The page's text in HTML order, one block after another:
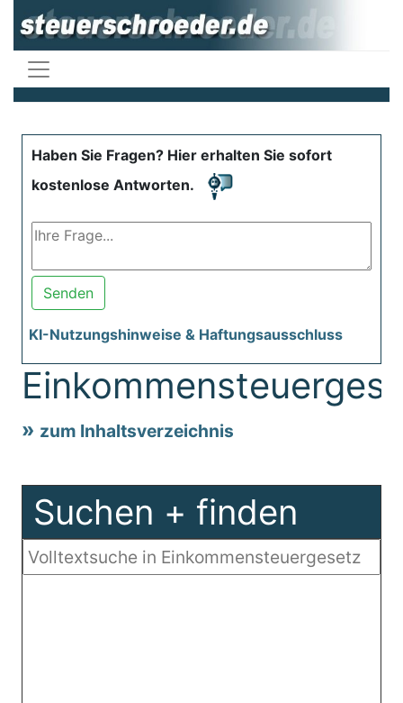
Haben Sie Fragen? Hier erhalten Sie sofort
kostenlose Antworten.
Senden
KI-Nutzungshinweise & Haftungsausschluss
zum Inhaltsverzeichnis
Suchen + finden